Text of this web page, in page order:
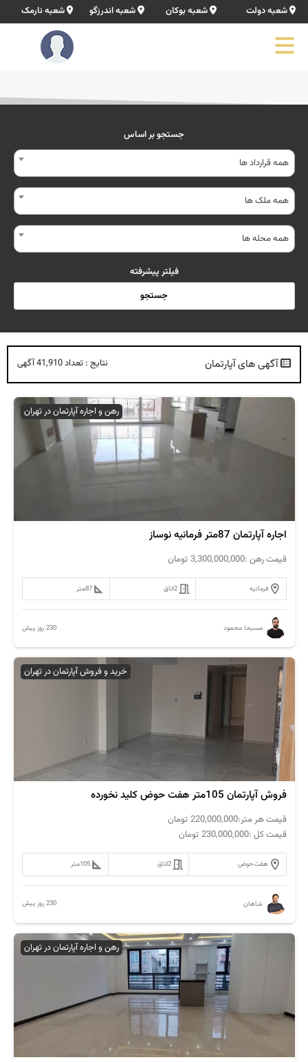
شعبه دولت شعبه بوکان شعبه اندرزگو شعبه نارمک
جستجو بر اساس
همه قرارداد ها
همه ملک ها
همه محله ها
فیلتر پیشرفته
جستجو
آگهی های آپارتمان نتایج : تعداد 41,910 آگهی
رهن و اجاره آپارتمان در تهران
اجاره آپارتمان 87متر فرمانیه نوساز
قیمت رهن :3,300,000,000 تومان
فرمانیه 2اتاق 87متر
مسیحا محمود 230 روز پیش
خرید و فروش آپارتمان در تهران
فروش آپارتمان 105متر هفت حوض کلید نخورده
قیمت هر متر:220,000,000 تومان
قیمت کل :230,000,000 تومان
هفت‌حوض 2اتاق 105متر
شاهان 230 روز پیش
رهن و اجاره آپارتمان در تهران